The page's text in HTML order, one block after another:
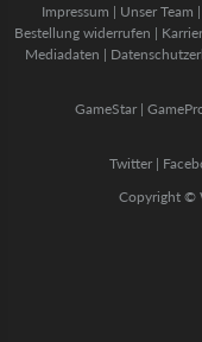
Impressum | Unser Team |
Bestellung widerrufen |
Mediadaten |
GameStar|
Twitter |
Copyright ©